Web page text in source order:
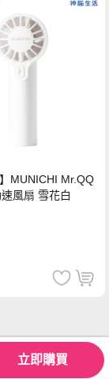
】MUNICHI Mr.QQ
風扇 雪花白
立即購買